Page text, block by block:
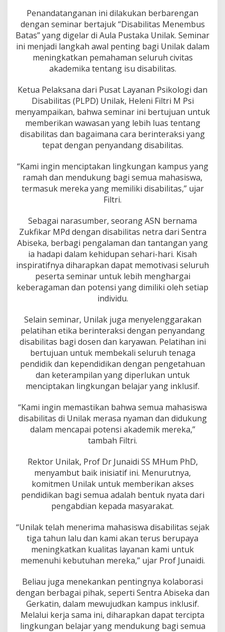
m
u
s
B
a
t
a
"
J
a
d
i
A
w
l
L
a
n
a
h
U
n
i
l
a
M
u
j
K
a
m
p
u
s
n
k
u
s
f
Penandatanganan ini dilakukan berbarengan
dengan seminar bertajuk “Disabilitas Menembus
Batas” yang digelar di Aula Pustaka Unilak. Seminar
ini menjadi langkah awal penting bagi Unilak dalam
meningkatkan pemahaman seluruh civitas
akademika tentang isu disabilitas.
Ketua Pelaksana dari Pusat Layanan Psikologi dan
Disabilitas (PLPD) Unilak, Heleni Filtri M Psi
menyampaikan, bahwa seminar ini bertujuan untuk
memberikan wawasan yang lebih luas tentang
disabilitas dan bagaimana cara berinteraksi yang
tepat dengan penyandang disabilitas.
“Kami ingin menciptakan lingkungan kampus yang
ramah dan mendukung bagi semua mahasiswa,
termasuk mereka yang memiliki disabilitas,” ujar
Filtri.
Sebagai narasumber, seorang ASN bernama
Zukfikar MPd dengan disabilitas netra dari Sentra
Abiseka, berbagi pengalaman dan tantangan yang
ia hadapi dalam kehidupan sehari-hari. Kisah
inspiratifnya diharapkan dapat memotivasi seluruh
peserta seminar untuk lebih menghargai
keberagaman dan potensi yang dimiliki oleh setiap
individu.
Selain seminar, Unilak juga menyelenggarakan
pelatihan etika berinteraksi dengan penyandang
disabilitas bagi dosen dan karyawan. Pelatihan ini
bertujuan untuk membekali seluruh tenaga
pendidik dan kependidikan dengan pengetahuan
dan keterampilan yang diperlukan untuk
menciptakan lingkungan belajar yang inklusif.
“Kami ingin memastikan bahwa semua mahasiswa
disabilitas di Unilak merasa nyaman dan didukung
dalam mencapai potensi akademik mereka,”
tambah Filtri.
Rektor Unilak, Prof Dr Junaidi SS MHum PhD,
menyambut baik inisiatif ini. Menurutnya,
komitmen Unilak untuk memberikan akses
pendidikan bagi semua adalah bentuk nyata dari
pengabdian kepada masyarakat.
“Unilak telah menerima mahasiswa disabilitas sejak
tiga tahun lalu dan kami akan terus berupaya
meningkatkan kualitas layanan kami untuk
memenuhi kebutuhan mereka,” ujar Prof Junaidi.
Beliau juga menekankan pentingnya kolaborasi
dengan berbagai pihak, seperti Sentra Abiseka dan
Gerkatin, dalam mewujudkan kampus inklusif.
Melalui kerja sama ini, diharapkan dapat tercipta
lingkungan belajar yang mendukung bagi semua